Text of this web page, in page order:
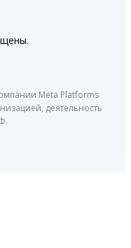
Meta Platforms
деятельность